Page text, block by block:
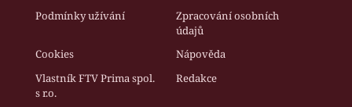
Podmínky užívání
Zpracování osobních
údajů
Cookies
Nápověda
Vlastník FTV Prima spol.
s r.o.
Redakce